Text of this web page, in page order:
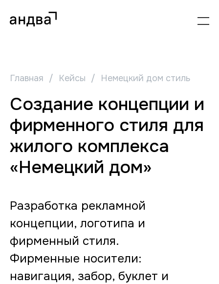
Главная / Кейсы / Немецкий дом стиль
Создание концепции и
фирменного стиля для
жилого комплекса
«Немецкий дом»
Разработка рекламной
концепции, логотипа и
фирменный стиля.
Фирменные носители:
навигация, забор, буклет и